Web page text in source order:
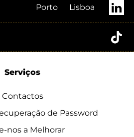
Porto Lisboa
Serviços
Contactos
de Password
nos a Melhorar